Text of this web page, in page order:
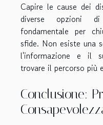
Capire le cause dei
diverse opzioni
fondamentale per
sfide. Non esiste una
l'informazione e il
trovare il percorso più
Conclusione: